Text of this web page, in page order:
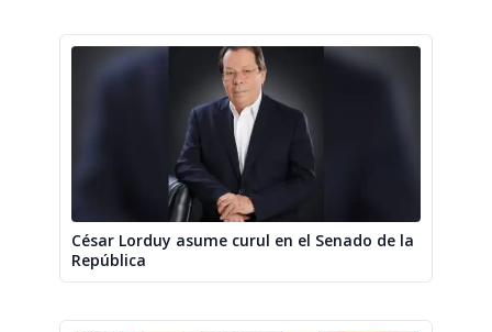
César Lorduy asume curul en el Senado de la
República